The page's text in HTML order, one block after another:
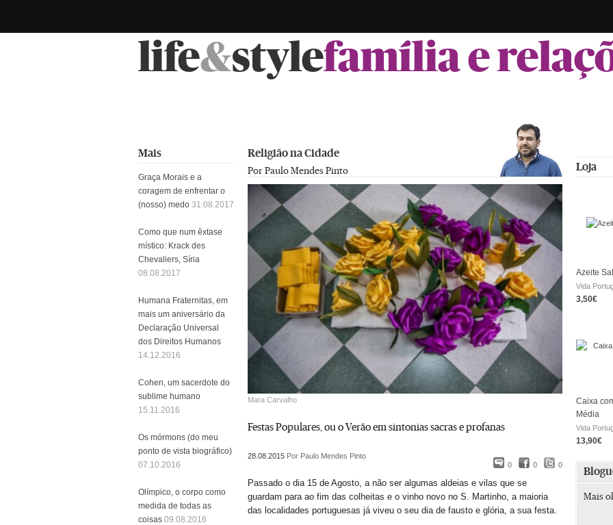
life&stylefamília e
Religião na Cidade
Por Paulo Mendes Pinto
Mara Carvalho
Festas Populares, ou o Verão em sintonias sacras e profanas
0 0 0
28.08.2015 Por Paulo Mendes Pinto
Passado o dia 15 de Agosto, a não ser algumas aldeias e vilas que se
guardam para ao fim das colheitas e o vinho novo no S. Martinho, a maioria
das localidades portuguesas já viveu o seu dia de fausto e glória, a sua festa.
Mais
Graça Morais e a
coragem de enfrentar o
(nosso) medo 31.08.2017
Como que num êxtase
místico: Krack des
Chevaliers, Síria
08.08.2017
Humana Fraternitas, em
mais um aniversário da
Declaração Universal
dos Direitos Humanos
14.12.2016
Cohen, um sacerdote do
sublime humano
15.11.2016
Os mórmons (do meu
ponto de vista biográfico)
07.10.2016
Olímpico, o corpo como
medida de todas as
coisas 09.08.2016
Loja
Azeite
Vida
3,50€
Caixa
Média
Vida
13,90€
Mais